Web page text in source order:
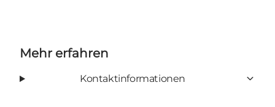
Mehr erfahren
Kontaktinformationen